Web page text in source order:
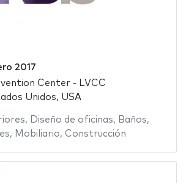
2017
Center - LVCC
Unidos, USA
, Diseño de oficinas, Baños,
, Mobiliario, Construcción